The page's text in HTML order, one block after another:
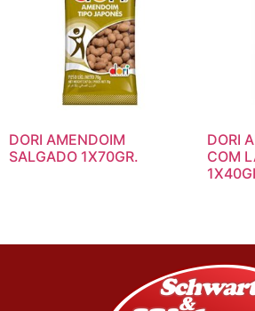
DORI AMENDOIM
SALGADO 1X70GR.
DORI
COM